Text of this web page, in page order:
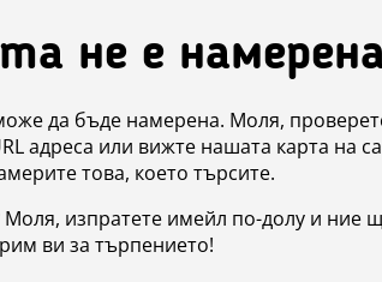
не е
да бъде намерена. Моля,
адреса или вижте нашата карта на
това, което търсите.
изпратете имейл по-долу и ние
ви за търпението!